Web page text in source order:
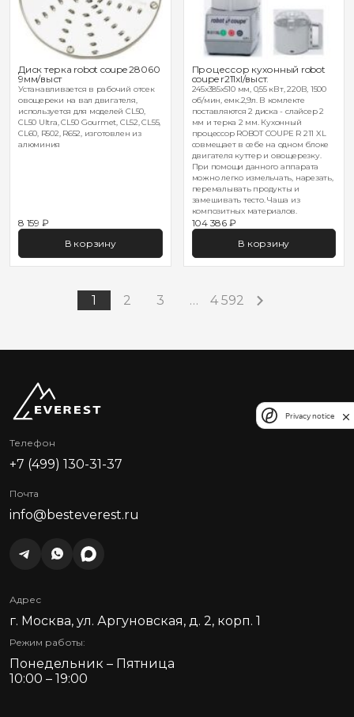
Диск терка robot coupe 28060
9мм/выст
Устанавливается в рабочий отсек
овощереки на вал двигателя,
используется для моделей CL50,
CL50 Ultra, CL50 Gourmet, CL52, CL55,
CL60, R502, R652, изготовлен из
алюминия
8 159 ₽
В корзину
Процессор кухонный robot
coupe r211xl/выст.
245х385х510 мм, 0,55 кВт, 220В, 1500
об/мин, емк.2,9л. В комлекте
поставляются 2 диска - слайсер 2
мм и терка 2 мм. Кухонный
процессор ROBOT COUPE R 211 XL
совмещает в себе на одном блоке
двигателя куттер и овощерезку.
При помощи данного аппарата
можно легко измельчать, нарезать,
перемалывать продукты и
замешивать тесто. Чаша из
композитных материалов.
104 386 ₽
В корзину
1 2 3 … 4 592
Телефон
+7 (499) 130-31-37
Почта
info@besteverest.ru
Адрес
г. Москва, ул. Аргуновская, д. 2, корп. 1
Режим работы:
Понедельник – Пятница
10:00 – 19:00
Privacy notice